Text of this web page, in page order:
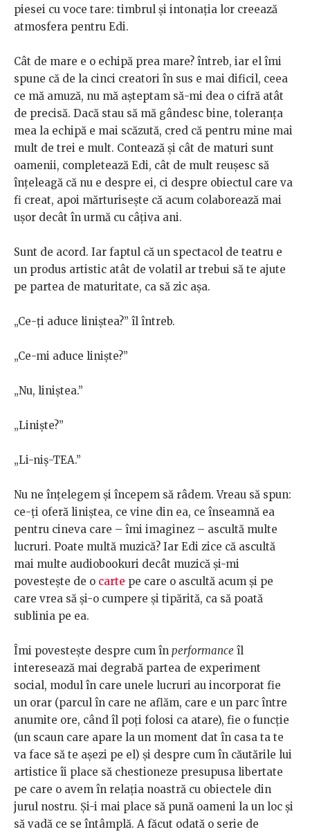
piesei cu voce tare: timbrul și intonația lor creează
atmosfera pentru Edi.
Cât de mare e o echipă prea mare? întreb, iar el îmi
spune că de la cinci creatori în sus e mai dificil, ceea
ce mă amuză, nu mă așteptam să-mi dea o cifră atât
de precisă. Dacă stau să mă gândesc bine, toleranța
mea la echipă e mai scăzută, cred că pentru mine mai
mult de trei e mult. Contează și cât de maturi sunt
oamenii, completează Edi, cât de mult reușesc să
înțeleagă că nu e despre ei, ci despre obiectul care va
fi creat, apoi mărturisește că acum colaborează mai
ușor decât în urmă cu câțiva ani.
Sunt de acord. Iar faptul că un spectacol de teatru e
un produs artistic atât de volatil ar trebui să te ajute
pe partea de maturitate, ca să zic așa.
„Ce-ți aduce liniștea?” îl întreb.
„Ce-mi aduce liniște?”
„Nu, liniștea.”
„Liniște?”
„Li-niș-TEA.”
Nu ne înțelegem și începem să râdem. Vreau să spun:
ce-ți oferă liniștea, ce vine din ea, ce înseamnă ea
pentru cineva care – îmi imaginez – ascultă multe
lucruri. Poate multă muzică? Iar Edi zice că ascultă
mai multe audiobookuri decât muzică și-mi
povestește de o carte pe care o ascultă acum și pe
care vrea să și-o cumpere și tipărită, ca să poată
sublinia pe ea.
Îmi povestește despre cum în performance îl
interesează mai degrabă partea de experiment
social, modul în care unele lucruri au incorporat fie
un orar (parcul în care ne aflăm, care e un parc între
anumite ore, când îl poți folosi ca atare), fie o funcție
(un scaun care apare la un moment dat în casa ta te
va face să te așezi pe el) și despre cum în căutările lui
artistice îi place să chestioneze presupusa libertate
pe care o avem în relația noastră cu obiectele din
jurul nostru. Și-i mai place să pună oameni la un loc și
să vadă ce se întâmplă. A făcut odată o serie de